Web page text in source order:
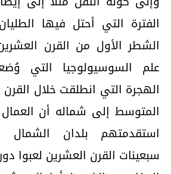
الفترة التي أحتل فيها
الشطر الأول من القرن
علم السوسيولوجيا التي
الهجرة التي انطلقت خلال
المتوسط إلى شماله أن العمال
استقدمتهم بلدان
سبعينات القرن العشرين لعبوا